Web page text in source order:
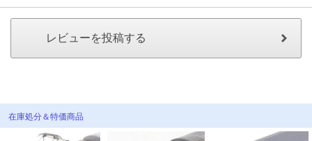
ヘルプページ
ログイン/マイページ
在庫処分＆特価商品